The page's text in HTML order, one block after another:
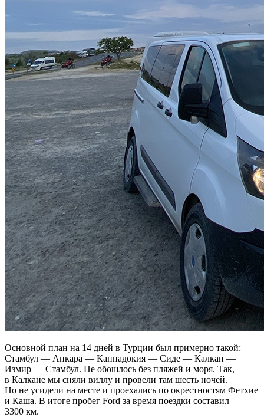
Основной план на 14 дней в Турции был примерно такой:
Стамбул — Анкара — Каппадокия — Сиде — Калкан —
Измир — Стамбул. Не обошлось без пляжей и моря. Так,
в Калкане мы сняли виллу и провели там шесть ночей.
Но не усидели на месте и проехались по окрестностям Фетхие
и Каша. В итоге пробег Ford за время поездки составил
3300 км.